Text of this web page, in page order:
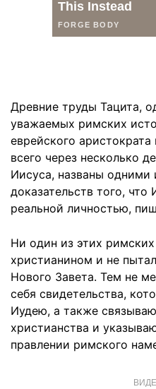
Древние труды Тацита,
уважаемых римских
еврейского
всего через несколько
Иисуса, названы одними
доказательств того,
реальной личностью,
Ни один из этих
христианином и не
Нового Завета. Тем не
себя свидетельства,
Иудею, а также
христианства и
правлении римского